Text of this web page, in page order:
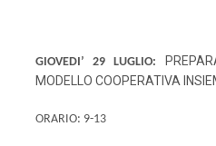
GIOVEDI’ 29 LUGLIO:
MODELLO COOPERATIVA
ORARIO: 9-13